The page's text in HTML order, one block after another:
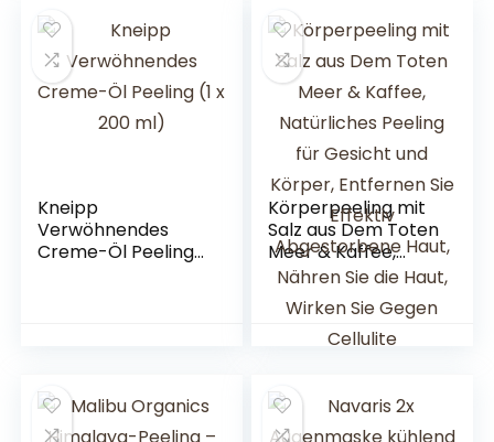
Duschpeeling aus
der Naturkosmetik
Manufaktur, Body
Scrub, Sauna-
Naturkosmetik für
Damen und
Männer, Natur Body
Scrub
Kneipp
Verwöhnendes
Creme-Öl Peeling
Körperpeeling mit
Salz aus Dem Toten
Meer & Kaffee,
Natürliches Peeling
für Gesicht und
Körper, Entfernen
Sie Effektiv
Haut, Wirken Sie
Gegen Cellulite